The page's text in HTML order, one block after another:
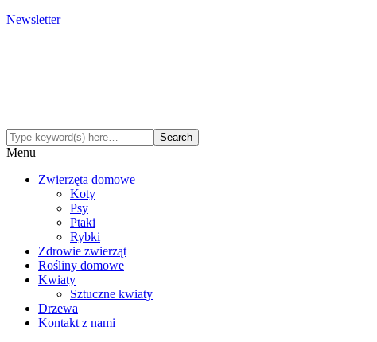
Newsletter
Menu
Zwierzęta domowe
Koty
Psy
Ptaki
Rybki
Zdrowie zwierząt
Rośliny domowe
Kwiaty
Sztuczne kwiaty
Drzewa
Kontakt z nami